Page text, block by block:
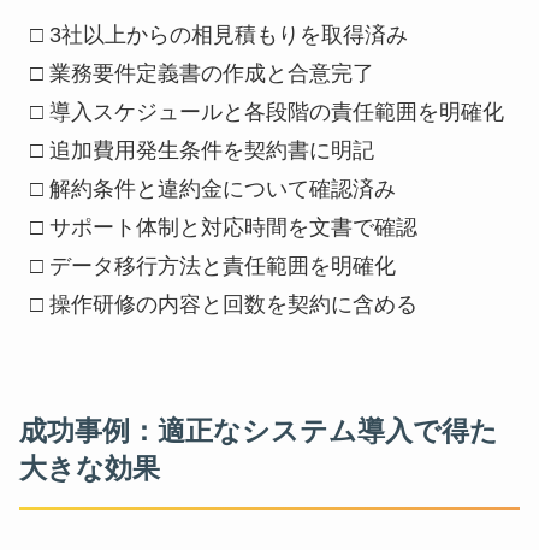
□ 3社以上からの相見積もりを取得済み
□ 業務要件定義書の作成と合意完了
□ 導入スケジュールと各段階の責任範囲を明確化
□ 追加費用発生条件を契約書に明記
□ 解約条件と違約金について確認済み
□ サポート体制と対応時間を文書で確認
□ データ移行方法と責任範囲を明確化
□ 操作研修の内容と回数を契約に含める
成功事例：適正なシステム導入で得た
大きな効果